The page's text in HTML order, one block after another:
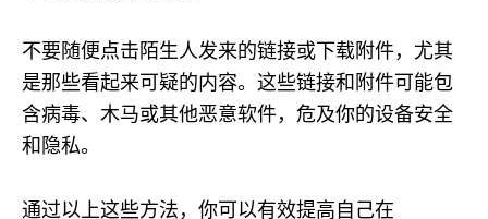
不要随便点击陌生人发来的链接或下载附件，尤其
是那些看起来可疑的内容。这些链接和附件可能包
含病毒、木马或其他恶意软件，危及你的设备安全
和隐私。
通过以上这些方法，你可以有效提高自己在